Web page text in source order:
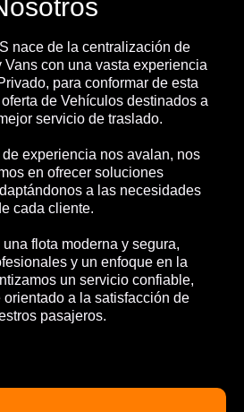
nace de la centralización de
con una vasta experiencia
para conformar de esta
de Vehículos destinados a
servicio de traslado.
experiencia nos avalan, nos
en ofrecer soluciones
a las necesidades
cada cliente.
flota moderna y segura,
y un enfoque en la
un servicio confiable,
orientado a la satisfacción de
pasajeros.